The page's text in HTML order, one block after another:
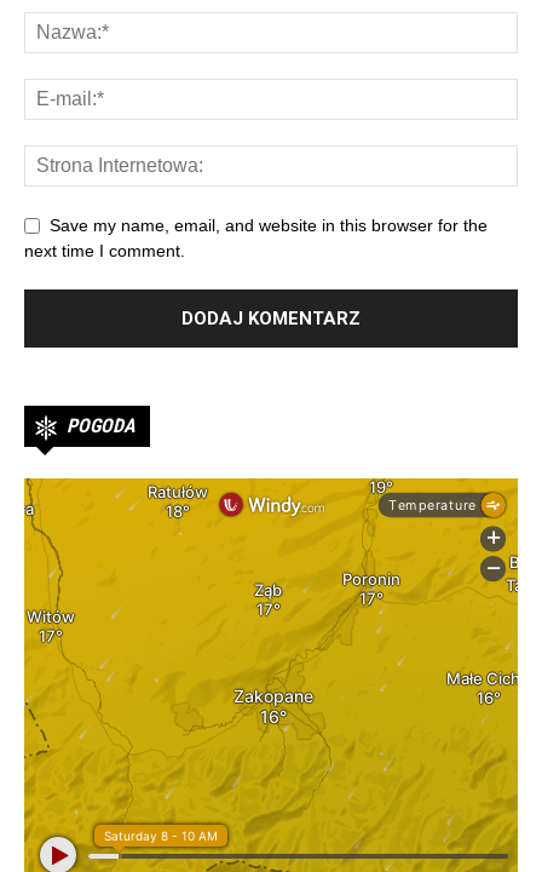
Save my name, email, and website in this browser for the
next time I comment.
POGODA